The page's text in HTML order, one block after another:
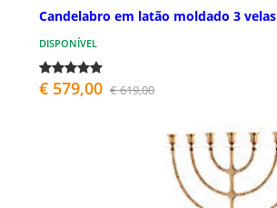
Candelabro em latão moldado 3 velas
DISPONÍVEL
€ 579,00 € 619,00